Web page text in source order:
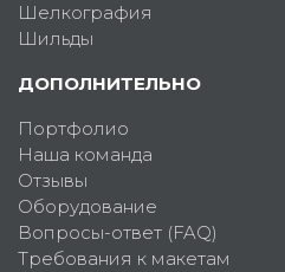
Шелкография
Шильды
ДОПОЛНИТЕЛЬНО
Портфолио
Наша команда
Отзывы
Оборудование
Вопросы-ответ (FAQ)
Требования к макетам